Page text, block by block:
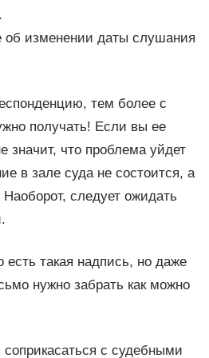
об изменении даты слушания
тем более с
получать! Если вы ее
значит, что проблема уйдет
в зале суда не состоится, а
Наоборот, следует ожидать
такая надпись, но даже
нужно забрать как можно
соприкасаться с судебными